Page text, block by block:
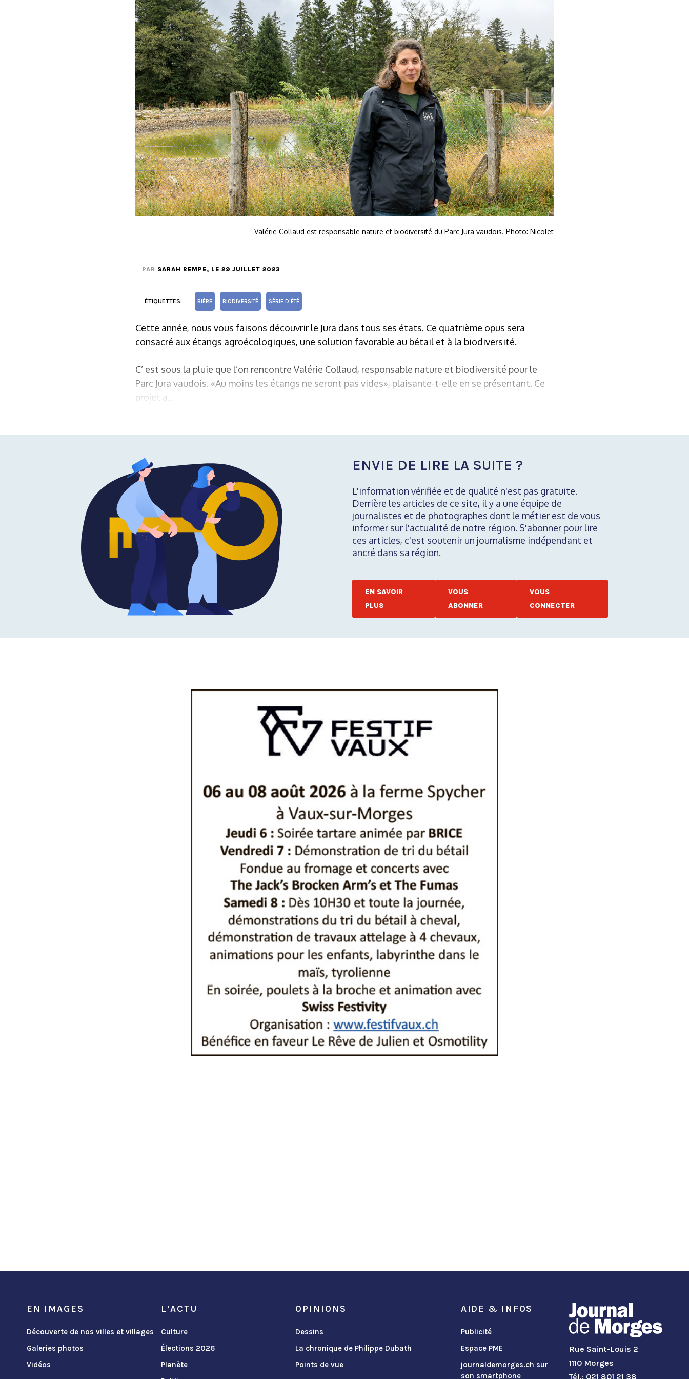
Valérie Collaud est responsable nature et biodiversité du Parc Jura vaudois. Photo: Nicolet
PAR SARAH REMPE, LE 29 JUILLET 2023
ÉTIQUETTES: BIÈRE BIODIVERSITÉ SÉRIE D'ÉTÉ
Cette année, nous vous faisons découvrir le Jura dans tous ses états. Ce quatrième opus sera
consacré aux étangs agroécologiques, une solution favorable au bétail et à la biodiversité.
C’ est sous la pluie que l’on rencontre Valérie Collaud, responsable nature et biodiversité pour le
Parc Jura vaudois. «Au moins les étangs ne seront pas vides», plaisante-t-elle en se présentant. Ce
projet a...
ENVIE DE LIRE LA SUITE ?
L'information vérifiée et de qualité n'est pas gratuite.
Derrière les articles de ce site, il y a une équipe de
journalistes et de photographes dont le métier est de vous
informer sur l'actualité de notre région. S'abonner pour lire
ces articles, c'est soutenir un journalisme indépendant et
ancré dans sa région.
EN SAVOIR
PLUS
VOUS
ABONNER
VOUS
CONNECTER
EN IMAGES
Découverte de nos villes et villages
Galeries photos
Vidéos
L'ACTU
Culture
Élections 2026
Planète
OPINIONS
Dessins
La chronique de Philippe Dubath
Points de vue
AIDE & INFOS
Publicité
Espace PME
journaldemorges.ch sur
son smartphone
Rue Saint-Louis 2
1110 Morges
Tél.: 021 801 21 38